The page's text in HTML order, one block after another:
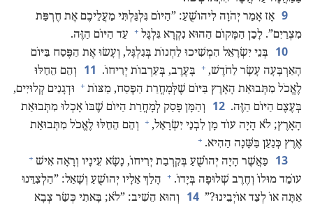
9 אָז אָמַר יְהֹוָה לִיהוֹשֻׁעַ:‏ ”‏הַיּוֹם גִּלְגַּלְתִּי מֵעֲלֵיכֶם אֶת חֶרְפַּת
מִצְרַיִם”‏.‏ לָכֵן הַמָּקוֹם הַהוּא נִקְרָא גִּלְגָּל + עַד הַיּוֹם הַזֶּה.‏
10
בְּנֵי יִשְׂרָאֵל הִמְשִׁיכוּ לַחְנוֹת בְּגִלְגָּל,‏ וְעָשׂוּ אֶת הַפֶּסַח בַּיּוֹם
הָאַרְבָּעָה עָשָׂר לַחֹדֶשׁ,‏ + בָּעֶרֶב,‏ בְּעַרְבוֹת יְרִיחוֹ.‏ 11
וְהֵם הֵחֵלּוּ
לֶאֱכֹל מִתְּבוּאַת הָאָרֶץ בַּיּוֹם שֶׁלְּמָחֳרַת הַפֶּסַח,‏ מַצּוֹת + וּדְגָנִים קְלוּיִים,‏
בְּעֶצֶם הַיּוֹם הַזֶּה.‏ 12
וְהַמָּן פָּסַק לְמָחֳרַת הַיּוֹם שֶׁבּוֹ אָכְלוּ מִתְּבוּאַת
הָאָרֶץ;‏ לֹא הָיָה עוֹד מָן לִבְנֵי יִשְׂרָאֵל,‏ + וְהֵם הֵחֵלּוּ לֶאֱכֹל מִתְּבוּאַת
אֶרֶץ כְּנַעַן בַּשָּׁנָה הַהִיא.‏ +
13 כַּאֲשֶׁר הָיָה יְהוֹשֻׁעַ בְּקִרְבַת יְרִיחוֹ,‏ נָשָׂא עֵינָיו וְרָאָה אִישׁ +
עוֹמֵד מוּלוֹ וְחֶרֶב שְׁלוּפָה בְּיָדוֹ.‏ + הָלַךְ אֵלָיו יְהוֹשֻׁעַ וְשָׁאַל:‏ ”‏הַלְצִדֵּנוּ
אַתָּה אוֹ לְצַד אוֹיְבֵינוּ?‏”‏ 14
וְהוּא הֵשִׁיב:‏ ”‏לֹא;‏ בָּאתִי כְּשַׂר צְבָא